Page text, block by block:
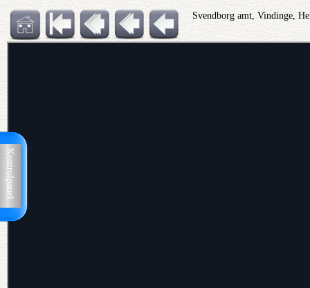
Kontrolpanel
Svendborg amt, Vindinge,